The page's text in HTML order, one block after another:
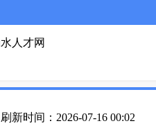
刷新时间：2026-07-16 00:02